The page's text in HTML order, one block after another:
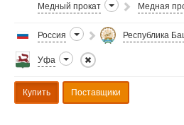
Медный прокат Медная
Россия Республика
Уфа
Купить Поставщики